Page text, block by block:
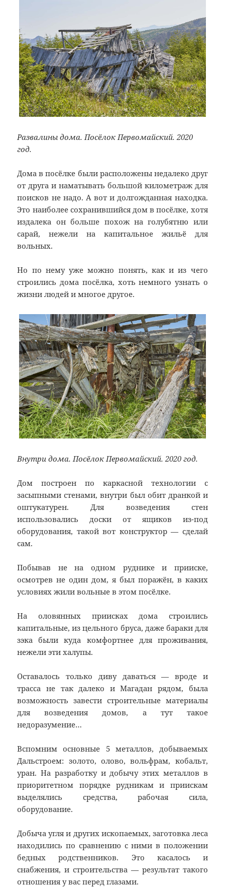
Развалины дома. Посёлок Первомайский. 2020
год.
Дома в посёлке были расположены недалеко друг
от друга и наматывать большой километраж для
поисков не надо. А вот и долгожданная находка.
Это наиболее сохранившийся дом в посёлке, хотя
издалека он больше похож на голубятню или
сарай, нежели на капитальное жильё для
вольных.
Но по нему уже можно понять, как и из чего
строились дома посёлка, хоть немного узнать о
жизни людей и многое другое.
Внутри дома. Посёлок Первомайский. 2020 год.
Дом построен по каркасной технологии с
засыпными стенами, внутри был обит дранкой и
оштукатурен. Для возведения стен
использовались доски от ящиков из-под
оборудования, такой вот конструктор — сделай
сам.
Побывав не на одном руднике и прииске,
осмотрев не один дом, я был поражён, в каких
условиях жили вольные в этом посёлке.
На оловянных приисках дома строились
капитальные, из цельного бруса, даже бараки для
зэка были куда комфортнее для проживания,
нежели эти халупы.
Оставалось только диву даваться — вроде и
трасса не так далеко и Магадан рядом, была
возможность завести строительные материалы
для возведения домов, а тут такое
недоразумение…
Вспомним основные 5 металлов, добываемых
Дальстроем: золото, олово, вольфрам, кобальт,
уран. На разработку и добычу этих металлов в
приоритетном порядке рудникам и приискам
выделялись средства, рабочая сила,
оборудование.
Добыча угля и других ископаемых, заготовка леса
находились по сравнению с ними в положении
бедных родственников. Это касалось и
снабжения, и строительства — результат такого
отношения у вас перед глазами.